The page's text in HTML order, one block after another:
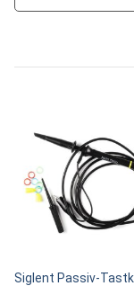
Siglent Passiv-